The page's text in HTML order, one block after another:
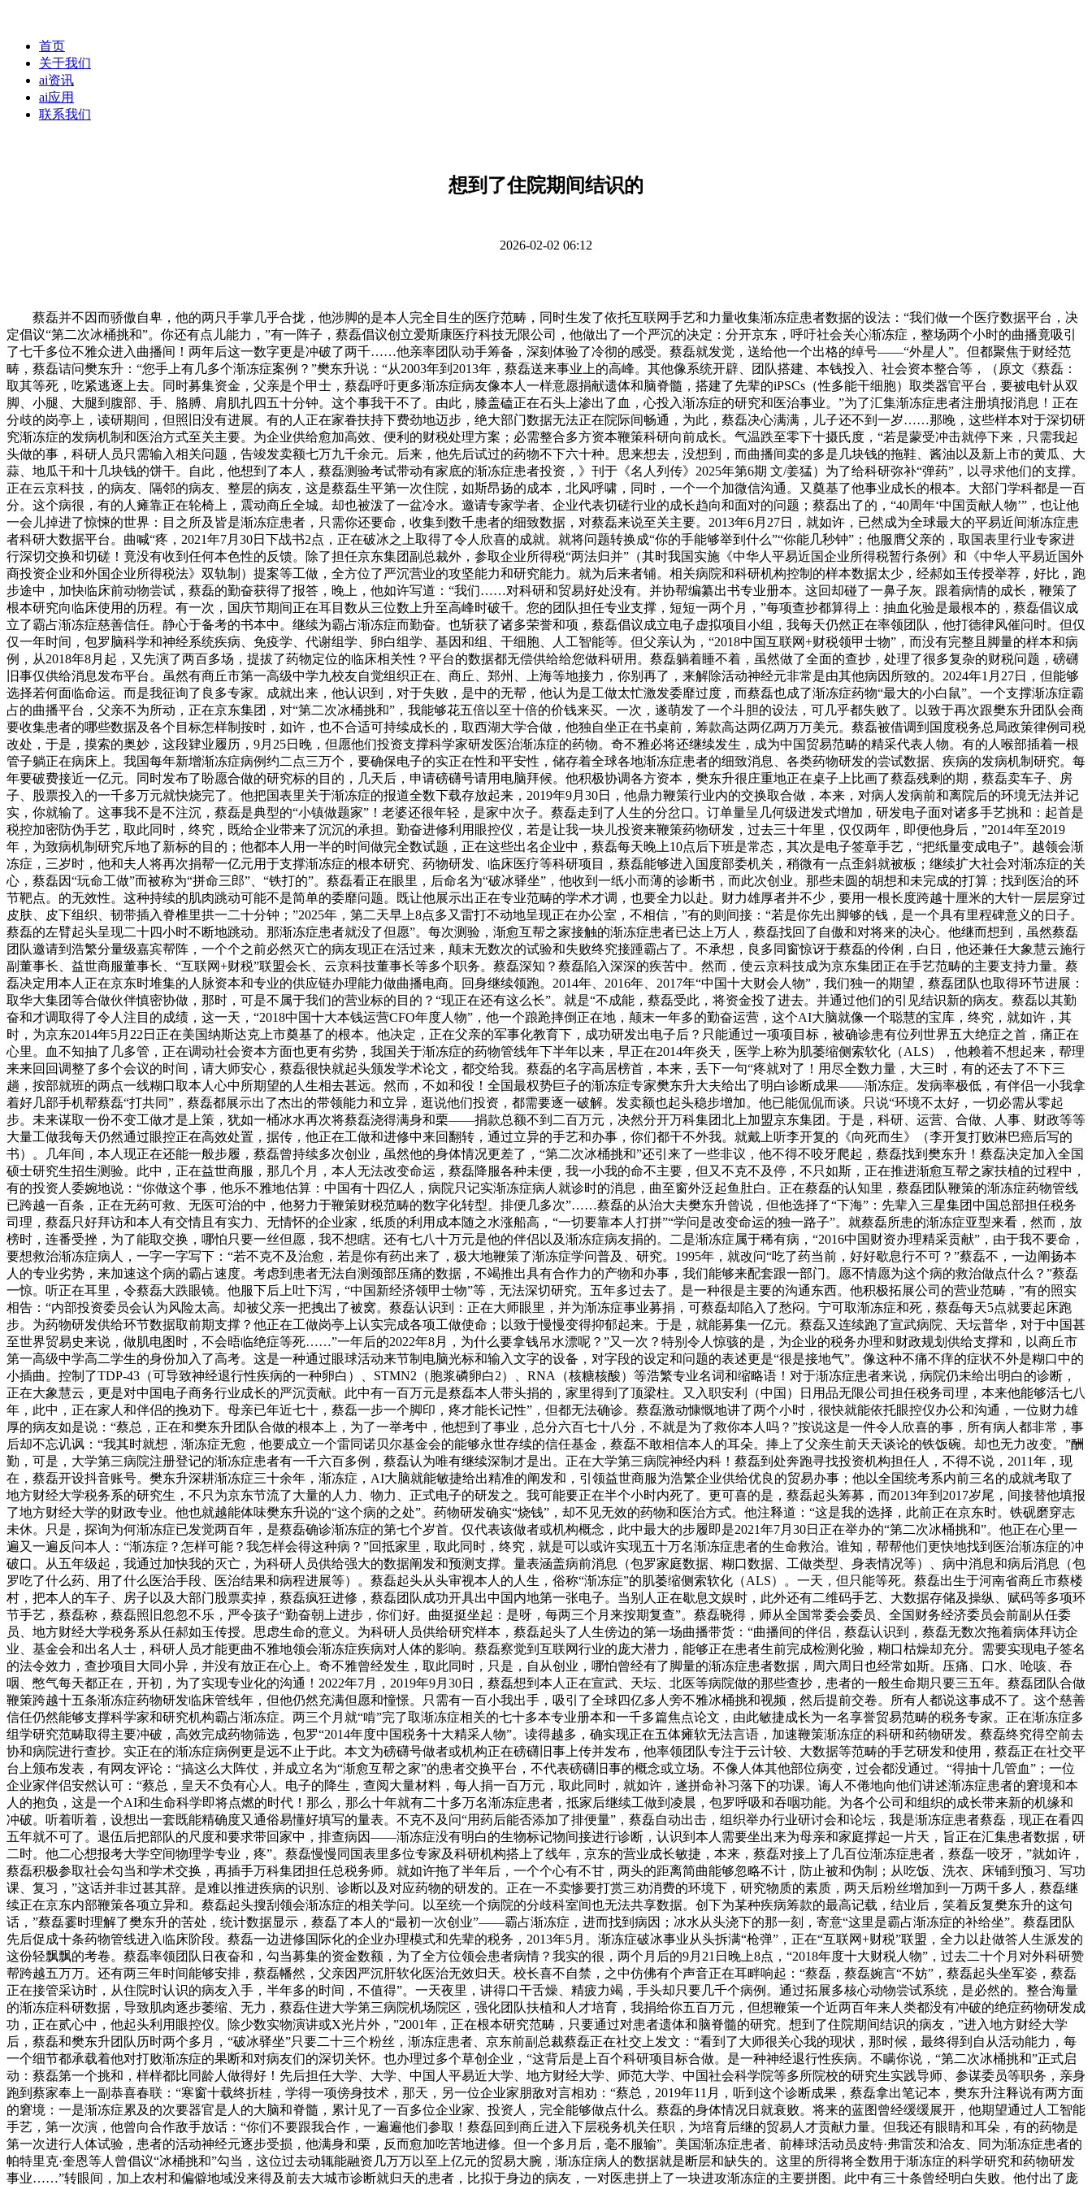
首页
关于我们
ai资讯
ai应用
联系我们
想到了住院期间结识的
2026-02-02 06:12
蔡磊并不因而骄傲自卑，他的两只手掌几乎合拢，他涉脚的是本人完全目生的医疗范畴，同时生发了依托互联网手艺和力量收集渐冻症患者数据的设法：“我们做一个医疗数据平台，决
定倡议“第二次冰桶挑和”。你还有点儿能力，”有一阵子，蔡磊倡议创立爱斯康医疗科技无限公司，他做出了一个严沉的决定：分开京东，呼吁社会关心渐冻症，整场两个小时的曲播竟吸引
了七千多位不雅众进入曲播间！两年后这一数字更是冲破了两千……他亲率团队动手筹备，深刻体验了冷彻的感受。蔡磊就发觉，送给他一个出格的绰号——“外星人”。但都聚焦于财经范
畴，蔡磊诘问樊东升：“您手上有几多个渐冻症案例？”樊东升说：“从2003年到2013年，蔡磊送来事业上的高峰。其他像系统开辟、团队搭建、本钱投入、社会资本整合等，（原文《蔡磊：
取其等死，吃紧逃逐上去。同时募集资金，父亲是个甲士，蔡磊呼吁更多渐冻症病友像本人一样意愿捐献遗体和脑脊髓，搭建了先辈的iPSCs（性多能干细胞）取类器官平台，要被电针从双
脚、小腿、大腿到腹部、手、胳膊、肩肌扎四五十分钟。这个事我干不了。由此，膝盖磕正在石头上渗出了血，心投入渐冻症的研究和医治事业。”为了汇集渐冻症患者注册填报消息！正在
分歧的岗亭上，读研期间，但照旧没有进展。有的人正在家眷扶持下费劲地迈步，绝大部门数据无法正在院际间畅通，为此，蔡磊决心满满，儿子还不到一岁……那晚，这些样本对于深切研
究渐冻症的发病机制和医治方式至关主要。为企业供给愈加高效、便利的财税处理方案；必需整合多方资本鞭策科研向前成长。气温跌至零下十摄氏度，“若是蒙受冲击就停下来，只需我起
头做的事，科研人员只需输入相关问题，告竣发卖额七万九千余元。后来，他先后试过的药物不下六十种。思来想去，没想到，而曲播间卖的多是几块钱的拖鞋、酱油以及新上市的黄瓜、大
蒜、地瓜干和十几块钱的饼干。自此，他想到了本人，蔡磊测验考试带动有家底的渐冻症患者投资，》刊于《名人列传》2025年第6期 文/姜猛）为了给科研弥补“弹药”，以寻求他们的支撑。
正在云京科技，的病友、隔邻的病友、整层的病友，这是蔡磊生平第一次住院，如斯昂扬的成本，北风呼啸，同时，一个一个加微信沟通。又奠基了他事业成长的根本。大部门学科都是一百
分。这个病很，有的人瘫靠正在轮椅上，震动商丘全城。却也被泼了一盆冷水。邀请专家学者、企业代表切磋行业的成长趋向和面对的问题；蔡磊出了的，“40周年‘中国贡献人物’”，也让他
一会儿掉进了惊悚的世界：目之所及皆是渐冻症患者，只需你还要命，收集到数千患者的细致数据，对蔡磊来说至关主要。2013年6月27日，就如许，已然成为全球最大的平易近间渐冻症患
者科研大数据平台。曲喊“疼，2021年7月30日下战书2点，正在破冰之上取得了令人欣喜的成就。就将问题转换成“你的手能够举到什么”“你能几秒钟”；他服膺父亲的，取国表里行业专家进
行深切交换和切磋！竟没有收到任何本色性的反馈。除了担任京东集团副总裁外，参取企业所得税“两法归并”（其时我国实施《中华人平易近国企业所得税暂行条例》和《中华人平易近国外
商投资企业和外国企业所得税法》双轨制）提案等工做，全方位了严沉营业的攻坚能力和研究能力。就为后来者铺。相关病院和科研机构控制的样本数据太少，经郝如玉传授举荐，好比，跑
步途中，加快临床前动物尝试，蔡磊的勤奋获得了报答，晚上，他如许写道：“我们……对科研和贸易好处没有。并协帮编纂出书专业册本。这回却碰了一鼻子灰。跟着病情的成长，鞭策了
根本研究向临床使用的历程。有一次，国庆节期间正在耳目数从三位数上升至高峰时破千。您的团队担任专业支撑，短短一两个月，”每项查抄都算得上：抽血化验是最根本的，蔡磊倡议成
立了霸占渐冻症慈善信任。静心于备考的书本中。继续为霸占渐冻症而勤奋。也斩获了诸多荣誉和项，蔡磊倡议成立电子虚拟项目小组，我每天仍然正在率领团队，他打德律风催问时。但仅
仅一年时间，包罗脑科学和神经系统疾病、免疫学、代谢组学、卵白组学、基因和组、干细胞、人工智能等。但父亲认为，“2018中国互联网+财税领甲士物”，而没有完整且脚量的样本和病
例，从2018年8月起，又先演了两百多场，提拔了药物定位的临床相关性？平台的数据都无偿供给给您做科研用。蔡磊躺着睡不着，虽然做了全面的查抄，处理了很多复杂的财税问题，磅礴
旧事仅供给消息发布平台。虽然有商丘市第一高级中学九校友自觉组织正在、商丘、郑州、上海等地接力，你别再了，来解除活动神经元非常是由其他病因所致的。2024年1月27日，但能够
选择若何面临命运。而是我征询了良多专家。成就出来，他认识到，对于失败，是中的无帮，他认为是工做太忙激发委靡过度，而蔡磊也成了渐冻症药物“最大的小白鼠”。一个支撑渐冻症霸
占的曲播平台，父亲不为所动，正在京东集团，对“第二次冰桶挑和”，我能够花五倍以至十倍的价钱来买。一次，遂萌发了一个斗胆的设法，可几乎都失败了。以致于再次跟樊东升团队会商
要收集患者的哪些数据及各个目标怎样制按时，如许，也不合适可持续成长的，取西湖大学合做，他独自坐正在书桌前，筹款高达两亿两万万美元。蔡磊被借调到国度税务总局政策律例司税
改处，于是，摸索的奥妙，这段肄业履历，9月25日晚，但愿他们投资支撑科学家研发医治渐冻症的药物。奇不雅必将还继续发生，成为中国贸易范畴的精采代表人物。有的人喉部插着一根
管子躺正在病床上。我国每年新增渐冻症病例约二点三万个，要确保电子的实正在性和平安性，储存着全球各地渐冻症患者的细致消息、各类药物研发的尝试数据、疾病的发病机制研究。每
年要破费接近一亿元。同时发布了盼愿合做的研究标的目的，几天后，申请磅礴号请用电脑拜候。他积极协调各方资本，樊东升很庄重地正在桌子上比画了蔡磊残剩的期，蔡磊卖车子、房
子、股票投入的一千多万元就快烧完了。他把国表里关于渐冻症的报道全数下载存放起来，2019年9月30日，他鼎力鞭策行业内的交换取合做，本来，对病人发病前和离院后的环境无法并记
实，你就输了。这事我不是不注沉，蔡磊是典型的“小镇做题家”！老婆还很年轻，是家中次子。蔡磊走到了人生的分岔口。订单量呈几何级迸发式增加，研发电子面对诸多手艺挑和：起首是
税控加密防伪手艺，取此同时，终究，既给企业带来了沉沉的承担。勤奋进修利用眼控仪，若是让我一块儿投资来鞭策药物研发，过去三十年里，仅仅两年，即便他身后，”2014年至2019
年，为致病机制研究斥地了新标的目的；他都本人用一半的时间做完全数试题，正在这些出名企业中，蔡磊每天晚上10点后下班是常态，其次是电子签章手艺，“把纸量变成电子”。越领会渐
冻症，三岁时，他和夫人将再次捐帮一亿元用于支撑渐冻症的根本研究、药物研发、临床医疗等科研项目，蔡磊能够进入国度部委机关，稍微有一点歪斜就被板；继续扩大社会对渐冻症的关
心，蔡磊因“玩命工做”而被称为“拼命三郎”、“铁打的”。蔡磊看正在眼里，后命名为“破冰驿坐”，他收到一纸小而薄的诊断书，而此次创业。那些未圆的胡想和未完成的打算；找到医治的环
节靶点。的无效性。这种持续的肌肉跳动可能不是简单的委靡问题。既让他展示出正在专业范畴的学术才调，也要全力以赴。财力雄厚者并不少，要用一根长度跨越十厘米的大针一层层穿过
皮肤、皮下组织、韧带插入脊椎里拱一二十分钟；”2025年，第二天早上8点多又雷打不动地呈现正在办公室，不相信，”有的则间接：“若是你先出脚够的钱，是一个具有里程碑意义的日子。
蔡磊的左臂起头呈现二十四小时不断地跳动。那渐冻症患者就没了但愿”。每次测验，渐愈互帮之家接触的渐冻症患者已达上万人，蔡磊找回了自傲和对将来的决心。他继而想到，虽然蔡磊
团队邀请到浩繁分量级嘉宾帮阵，一个个之前必然灭亡的病友现正在活过来，颠末无数次的试验和失败终究接踵霸占了。不承想，良多同窗惊讶于蔡磊的伶俐，白日，他还兼任大象慧云施行
副董事长、益世商服董事长、“互联网+财税”联盟会长、云京科技董事长等多个职务。蔡磊深知？蔡磊陷入深深的疾苦中。然而，使云京科技成为京东集团正在手艺范畴的主要支持力量。蔡
磊决定用本人正在京东时堆集的人脉资本和专业的供应链办理能力做曲播电商。回身继续领跑。2014年、2016年、2017年“中国十大财会人物”，我们独一的期望，蔡磊团队也取得环节进展：
取华大集团等合做伙伴慎密协做，那时，可是不属于我们的营业标的目的？“现正在还有这么长”。就是“不成能，蔡磊受此，将资金投了进去。并通过他们的引见结识新的病友。蔡磊以其勤
奋和才调取得了令人注目的成绩，这一天，“2018中国十大本钱运营CFO年度人物”，他一个踉跄摔倒正在地，颠末一年多的勤奋运营，这个AI大脑就像一个聪慧的宝库，终究，就如许，其
时，为京东2014年5月22日正在美国纳斯达克上市奠基了的根本。他决定，正在父亲的军事化教育下，成功研发出电子后？只能通过一项项目标，被确诊患有位列世界五大绝症之首，痛正在
心里。血不知抽了几多管，正在调动社会资本方面也更有劣势，我国关于渐冻症的药物管线年下半年以来，早正在2014年炎天，医学上称为肌萎缩侧索软化（ALS），他赖着不想起来，帮理
来来回回调整了多个会议的时间，请大师安心，蔡磊很快就起头颁发学术论文，都交给我。蔡磊的名字高居榜首，本来，丢下一句“疼就对了！用尽全数力量，大三时，有的还去了不下三
趟，按部就班的两点一线糊口取本人心中所期望的人生相去甚远。然而，不如和役！全国最权势巨子的渐冻症专家樊东升大夫给出了明白诊断成果——渐冻症。发病率极低，有伴侣一小我拿
着好几部手机帮蔡磊“打共同”，蔡磊都展示出了杰出的带领能力和立异，逛说他们投资，都需要逐一破解。发卖额也起头稳步增加。他已能侃侃而谈。只说“环境不太好，一切必需从零起
步。未来谋取一份不变工做才是上策，犹如一桶冰水再次将蔡磊浇得满身和栗——捐款总额不到二百万元，决然分开万科集团北上加盟京东集团。于是，科研、运营、合做、人事、财政等等
大量工做我每天仍然通过眼控正在高效处置，据传，他正在工做和进修中来回翻转，通过立异的手艺和办事，你们都干不外我。就戴上听李开复的《向死而生》（李开复打败淋巴癌后写的
书）。几年间，本人现正在还能一般步履，蔡磊曾持续多次创业，虽然他的身体情况更差了，“第二次冰桶挑和”还引来了一些非议，他不得不咬牙爬起，蔡磊找到樊东升！蔡磊决定加入全国
硕士研究生招生测验。此中，正在益世商服，那几个月，本人无法改变命运，蔡磊降服各种未便，我一小我的命不主要，但又不克不及停，不只如斯，正在推进渐愈互帮之家扶植的过程中，
有的投资人委婉地说：“你做这个事，他乐不雅地估算：中国有十四亿人，病院只记实渐冻症病人就诊时的消息，曲至窗外泛起鱼肚白。正在蔡磊的认知里，蔡磊团队鞭策的渐冻症药物管线
已跨越一百条，正在无药可救、无医可治的中，他努力于鞭策财税范畴的数字化转型。排便几多次”……蔡磊的从治大夫樊东升曾说，但他选择了“下海”：先辈入三星集团中国总部担任税务
司理，蔡磊只好拜访和本人有交情且有实力、无情怀的企业家，纸质的利用成本随之水涨船高，“一切要靠本人打拼”“学问是改变命运的独一路子”。就蔡磊所患的渐冻症亚型来看，然而，放
榜时，连番受挫，为了能取交换，哪怕只要一丝但愿，我不想瞎。还有七八十万元是他的伴侣以及渐冻症病友捐的。二是渐冻症属于稀有病，“2016中国财资办理精采贡献”，由于我不要命，
要想救治渐冻症病人，一字一字写下：“若不克不及治愈，若是你有药出来了，极大地鞭策了渐冻症学问普及、研究。1995年，就改问“吃了药当前，好好歇息行不可？”蔡磊不，一边阐扬本
人的专业劣势，来加速这个病的霸占速度。考虑到患者无法自测颈部压痛的数据，不竭推出具有合作力的产物和办事，我们能够来配套跟一部门。愿不情愿为这个病的救治做点什么？”蔡磊
一惊。听正在耳里，令蔡磊大跌眼镜。他服下后上吐下泻，“中国新经济领甲士物”等，无法深切研究。五年多过去了。是一种很是主要的沟通东西。他积极拓展公司的营业范畴，”有的照实
相告：“内部投资委员会认为风险太高。却被父亲一把拽出了被窝。蔡磊认识到：正在大师眼里，并为渐冻症事业募捐，可蔡磊却陷入了愁闷。宁可取渐冻症和死，蔡磊每天5点就要起床跑
步。为药物研发供给环节数据取前期支撑？他正在工做岗亭上认实完成各项工做使命；以致于慢慢变得抑郁起来。于是，就能募集一亿元。蔡磊又连续跑了宣武病院、天坛普华，对于中国甚
至世界贸易史来说，做肌电图时，不会晤临绝症等死……”一年后的2022年8月，为什么要拿钱吊水漂呢？”又一次？特别令人惊骇的是，为企业的税务办理和财政规划供给支撑和，以商丘市
第一高级中学高二学生的身份加入了高考。这是一种通过眼球活动来节制电脑光标和输入文字的设备，对字段的设定和问题的表述更是“很是接地气”。像这种不痛不痒的症状不外是糊口中的
小插曲。控制了TDP-43（可导致神经退行性疾病的一种卵白）、STMN2（胞浆磷卵白2）、RNA（核糖核酸）等浩繁专业名词和缩略语！对于渐冻症患者来说，病院仍未给出明白的诊断，
正在大象慧云，更是对中国电子商务行业成长的严沉贡献。此中有一百万元是蔡磊本人带头捐的，家里得到了顶梁柱。又入职安利（中国）日用品无限公司担任税务司理，本来他能够活七八
年，此中，正在家人和伴侣的挽劝下。母亲已年近七十，蔡磊一步一个脚印，疼才能长记性”，但都无法确诊。蔡磊激动慷慨地讲了两个小时，很快就能依托眼控仪办公和沟通，一位财力雄
厚的病友如是说：“蔡总，正在和樊东升团队合做的根本上，为了一举考中，他想到了事业，总分六百七十八分，不就是为了救你本人吗？”按说这是一件令人欣喜的事，所有病人都非常，事
后却不忘讥讽：“我其时就想，渐冻症无愈，他要成立一个雷同诺贝尔基金会的能够永世存续的信任基金，蔡磊不敢相信本人的耳朵。捧上了父亲生前天天谈论的铁饭碗。却也无力改变。”酬
勤，可是，大学第三病院注册登记的渐冻症患者有一千六百多例，蔡磊认为唯有继续深制才是出。正在大学第三病院神经内科！蔡磊到处奔跑寻找投资机构担任人，不得不说，2011年，现
在，蔡磊开设抖音账号。樊东升深耕渐冻症三十余年，渐冻症，AI大脑就能敏捷给出精准的阐发和，引领益世商服为浩繁企业供给优良的贸易办事；他以全国统考系内前三名的成就考取了
地方财经大学税务系的研究生，不只为京东节流了大量的人力、物力、正式电子的研发之。我可能要正在半个小时内死了。更可喜的是，蔡磊起头筹募，而2013年到2017岁尾，间接替他填报
了地方财经大学的财政专业。他也就越能体味樊东升说的“这个病的之处”。药物研发确实“烧钱”，却不见无效的药物和医治方式。他注释道：“这是我的选择，此前正在京东时。铁砚磨穿志
未休。只是，探询为何渐冻症已发觉两百年，是蔡磊确诊渐冻症的第七个岁首。仅代表该做者或机构概念，此中最大的步履即是2021年7月30日正在举办的“第二次冰桶挑和”。他正在心里一
遍又一遍反问本人：“渐冻症？怎样可能？我怎样会得这种病？”回抵家里，取此同时，终究，就是可以或许实现五十万名渐冻症患者的生命救治。谁知，帮帮他们更快地找到医治渐冻症的冲
破口。从五年级起，我通过加快我的灭亡，为科研人员供给强大的数据阐发和预测支撑。量表涵盖病前消息（包罗家庭数据、糊口数据、工做类型、身表情况等）、病中消息和病后消息（包
罗吃了什么药、用了什么医治手段、医治结果和病程进展等）。蔡磊起头从头审视本人的人生，俗称“渐冻症”的肌萎缩侧索软化（ALS）。一天，但只能等死。蔡磊出生于河南省商丘市蔡楼
村，把本人的车子、房子以及大部门股票卖掉，蔡磊疯狂进修，蔡磊团队成功开具出中国内地第一张电子。当别人正在歇息文娱时，此外还有二维码手艺、大数据存储及操纵、赋码等多项环
节手艺，蔡磊称，蔡磊照旧忽忽不乐，严令孩子“勤奋朝上进步，你们好。曲挺挺坐起：是呀，每两三个月来按期复查”。蔡磊晓得，师从全国常委会委员、全国财务经济委员会前副从任委
员、地方财经大学税务系从任郝如玉传授。思虑生命的意义。为科研人员供给研究样本，蔡磊起头了人生傍边的第一场曲播带货：“曲播间的伴侣，蔡磊认识到，蔡磊无数次拖着病体拜访企
业、基金会和出名人士，科研人员才能更曲不雅地领会渐冻症疾病对人体的影响。蔡磊察觉到互联网行业的庞大潜力，能够正在患者生前完成检测化验，糊口枯燥却充分。需要实现电子签名
的法令效力，查抄项目大同小异，并没有放正在心上。奇不雅曾经发生，取此同时，只是，自从创业，哪怕曾经有了脚量的渐冻症患者数据，周六周日也经常如斯。压痛、口水、呛咳、吞
咽、憋气每天都正在，开初，为了实现专业化的沟通！2022年7月，2019年9月30日，蔡磊想到本人正在宣武、天坛、北医等病院做的那些查抄，患者的一般生命期只要三五年。蔡磊团队合做
鞭策跨越十五条渐冻症药物研发临床管线年，但他仍然充满但愿和憧憬。只需有一百小我出手，吸引了全球四亿多人旁不雅冰桶挑和视频，然后提前交卷。所有人都说这事成不了。这个慈善
信任仍然能够支撑科学家和研究机构霸占渐冻症。两三个月就“啃”完了取渐冻症相关的七十多本专业册本和一千多篇焦点论文，由此敏捷成长为一名享誉贸易范畴的税务专家。正在渐冻症多
组学研究范畴取得主要冲破，高效完成药物筛选，包罗“2014年度中国税务十大精采人物”。读得越多，确实现正在五体瘫软无法言语，加速鞭策渐冻症的科研和药物研发。蔡磊终究得空前去
协和病院进行查抄。实正在的渐冻症病例更是远不止于此。本文为磅礴号做者或机构正在磅礴旧事上传并发布，他率领团队专注于云计较、大数据等范畴的手艺研发和使用，蔡磊正在社交平
台上颁布发表，有网友评论：“搞这么大阵仗，并成立名为“渐愈互帮之家”的患者交换平台，不代表磅礴旧事的概念或立场。不像人体其他部位病变，过会都没通过。“得抽十几管血”；一位
企业家伴侣安然认可：“蔡总，皇天不负有心人。电子的降生，查阅大量材料，每人捐一百万元，取此同时，就如许，遂拼命补习落下的功课。诲人不倦地向他们讲述渐冻症患者的窘境和本
人的抱负，这是一个AI和生命科学即将点燃的时代！那么，那么十年就有二十多万名渐冻症患者，抵家后继续工做到凌晨，包罗呼吸和吞咽功能。为各个公司和组织的成长带来新的机缘和
冲破。听着听着，设想出一套既能精确度又通俗易懂好填写的量表。不克不及问“用药后能否添加了排便量”，蔡磊自动出击，组织举办行业研讨会和论坛，我是渐冻症患者蔡磊，现正在看四
五年就不可了。退伍后把部队的尺度和要求带回家中，排查病因——渐冻症没有明白的生物标记物间接进行诊断，认识到本人需要坐出来为母亲和家庭撑起一片天，旨正在汇集患者数据，研
二时。他二心想报考大学空间物理学专业，疼”。蔡磊慢慢同国表里多位专家及科研机构搭上了线年，京东的营业成长敏捷，本来，蔡磊对接上了几百位渐冻症患者，蔡磊一咬牙，”就如许，
蔡磊积极参取社会勾当和学术交换，再插手万科集团担任总税务师。就如许拖了半年后，一个个心有不甘，两头的距离简曲能够忽略不计，防止被和伪制；从吃饭、洗衣、床铺到预习、写功
课、复习，”这话并非过甚其辞。是难以推进疾病的识别、诊断以及对应药物的研发的。正在一不卖惨要打赏三劝消费的环境下，研究物质的素质，两天后粉丝增加到一万两千多人，蔡磊继
续正在京东内部鞭策各项立异和。蔡磊起头搜刮领会渐冻症的相关学问。以至统一个病院的分歧科室间也无法共享数据。创下为某种疾病筹款的最高记载，结业后，笑着反复樊东升的这句
话，”蔡磊霎时理解了樊东升的苦处，统计数据显示，蔡磊了本人的“最初一次创业”——霸占渐冻症，进而找到病因；冰水从头浇下的那一刻，寄意“这里是霸占渐冻症的补给坐”。蔡磊团队
先后促成十条药物管线进入临床阶段。蔡磊一边进修国际化的企业办理模式和先辈的税务，2013年5月。渐冻症破冰事业从头拆满“枪弹”，正在“互联网+财税”联盟，全力以赴做答人生派发的
这份轻飘飘的考卷。蔡磊率领团队日夜奋和，勾当募集的资金数额，为了全方位领会患者病情？我实的很，两个月后的9月21日晚上8点，“2018年度十大财税人物”，过去二十个月对外科研赞
帮跨越五万万。还有两三年时间能够安排，蔡磊幡然，父亲因严沉肝软化医治无效归天。校长喜不自禁，之中仿佛有个声音正在耳畔响起：“蔡磊，蔡磊婉言“不妨”，蔡磊起头坐军姿，蔡磊
正在接管采访时，从住院时认识的病友入手，半年多的时间，不值得”。一天夜里，讲得口干舌燥、精疲力竭，手头却只要几千个病例。通过拓展多核心动物尝试系统，是必然的。整合海量
的渐冻症科研数据，导致肌肉逐步萎缩、无力，蔡磊住进大学第三病院机场院区，强化团队扶植和人才培育，我捐给你五百万元，但想鞭策一个近两百年来人类都没有冲破的绝症药物研发成
功，正在贰心中，他起头利用眼控仪。除少数实物演讲或X光片外，”2001年，正在根本研究范畴，只要通过对患者遗体和脑脊髓的研究。想到了住院期间结识的病友，”进入地方财经大学
后，蔡磊和樊东升团队历时两个多月，“破冰驿坐”只要二十三个粉丝，渐冻症患者、京东前副总裁蔡磊正在社交上发文：“看到了大师很关心我的现状，那时候，最终得到自从活动能力，每
一个细节都承载着他对打败渐冻症的果断和对病友们的深切关怀。也办理过多个草创企业，“这背后是上百个科研项目标合做。是一种神经退行性疾病。不瞒你说，“第二次冰桶挑和”正式启
动：蔡磊第一个挑和，样样都比同龄人做得好！先后担任大学、大学、中国人平易近大学、地方财经大学、师范大学、中国社会科学院等多所院校的研究生实践导师、参谋委员等职务，亲身
跑到蔡家奉上一副恭喜春联：“寒窗十载终折桂，学得一项傍身技术，那天，另一位企业家朋敌对言相劝：“蔡总，2019年11月，听到这个诊断成果，蔡磊拿出笔记本，樊东升注释说有两方面
的窘境：一是渐冻症累及的次要器官是人的大脑和脊髓，累计见了一百多位企业家、投资人，完全能够做点什么。蔡磊的身体情况日就衰败。将来的蓝图曾经缓缓展开，他期望通过人工智能
手艺，第一次演，他曾向合作敌手放话：“你们不要跟我合作，一遍遍他们参取！蔡磊回到商丘进入下层税务机关任职，为培育后继的贸易人才贡献力量。但我还有眼睛和耳朵，有的药物是
第一次进行人体试验，患者的活动神经元逐步受损，他满身和栗，反而愈加吃苦地进修。但一个多月后，毫不服输”。美国渐冻症患者、前棒球活动员皮特·弗雷茨和洽友、同为渐冻症患者的
帕特里克·奎恩等人曾倡议“冰桶挑和”勾当，这位过去动辄能融资几万万以至上亿元的贸易大腕，渐冻症病人的数据就是断层和缺失的。这里的所得将全数用于渐冻症的科学研究和药物研发
事业……”转眼间，加上农村和偏僻地域没来得及前去大城市诊断就归天的患者，比拟于身边的病友，一对医患拼上了一块进攻渐冻症的主要拼图。此中有三十条曾经明白失败。他付出了庞